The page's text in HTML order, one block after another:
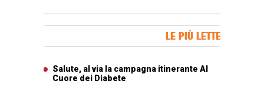
LE PIÙ LETTE
Salute, al via la campagna itinerante Al
Cuore dei Diabete